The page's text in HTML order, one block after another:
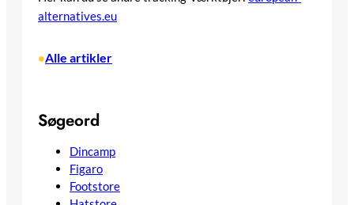
alternatives.eu
•Alle artikler
Søgeord
Dincamp
Figaro
Footstore